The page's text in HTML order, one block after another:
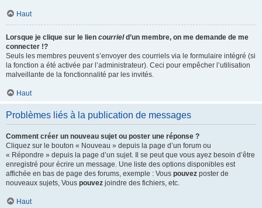
Haut
Lorsque je clique sur le lien courrield’un membre, on me demande de me
connecter !?
Seuls les membres peuvent s’envoyer des courriels via le formulaire intégré (si
la fonction a été activée par l’administrateur). Ceci pour empêcher l’utilisation
malveillante de la fonctionnalité par les invités.
Haut
Problèmes liés à la publication de messages
Comment créer un nouveau sujet ou poster une réponse ?
Cliquez sur le bouton « Nouveau » depuis la page d’un forum ou
« Répondre » depuis la page d’un sujet. Il se peut que vous ayez besoin d’être
enregistré pour écrire un message. Une liste des options disponibles est
affichée en bas de page des forums, exemple : Vous pouvez poster de
nouveaux sujets, Vous pouvez joindre des fichiers, etc.
Haut